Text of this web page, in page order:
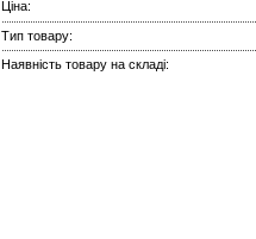
Ціна:
Тип товару:
Наявність товару на складі: